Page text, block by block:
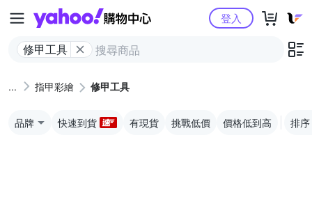
Yahoo購物中心
修甲工具
登入
指甲彩繪 修甲工具
品牌 快速到貨 有現貨 挑戰低價 價格低到高 排序